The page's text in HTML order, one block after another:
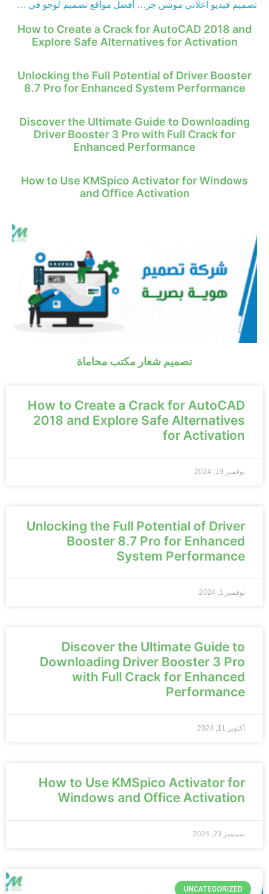
تصميم فيديو اعلاني موشن جرافيك في 9 خطوات فقط أفضل مواقع تصميم لوجو في 2024
How to Create a Crack for AutoCAD 2018 and
Explore Safe Alternatives for Activation
Unlocking the Full Potential of Driver Booster
8.7 Pro for Enhanced System Performance
Discover the Ultimate Guide to Downloading
Driver Booster 3 Pro with Full Crack for
Enhanced Performance
How to Use KMSpico Activator for Windows
and Office Activation
تصميم شعار مكتب محاماة
How to Create a Crack for AutoCAD
2018 and Explore Safe Alternatives
for Activation
نوفمبر 19, 2024
Unlocking the Full Potential of Driver
Booster 8.7 Pro for Enhanced
System Performance
نوفمبر 1, 2024
Discover the Ultimate Guide to
Downloading Driver Booster 3 Pro
with Full Crack for Enhanced
Performance
أكتوبر 11, 2024
How to Use KMSpico Activator for
Windows and Office Activation
سبتمبر 23, 2024
UNCATEGORIZED